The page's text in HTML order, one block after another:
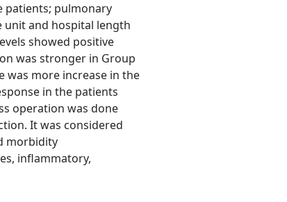
patients; pulmonary
unit and hospital length
showed positive
was stronger in Group
was more increase in the
in the patients
operation was done
It was considered
morbidity
inflammatory,